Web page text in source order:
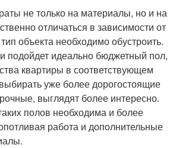
не только на материалы, но и на
отличаться в зависимости от
объекта необходимо обустроить.
подойдет идеально бюджетный пол,
квартиры в соответствующем
уже более дорогостоящие
выглядят более интересно.
полов необходима и более
работа и дополнительные